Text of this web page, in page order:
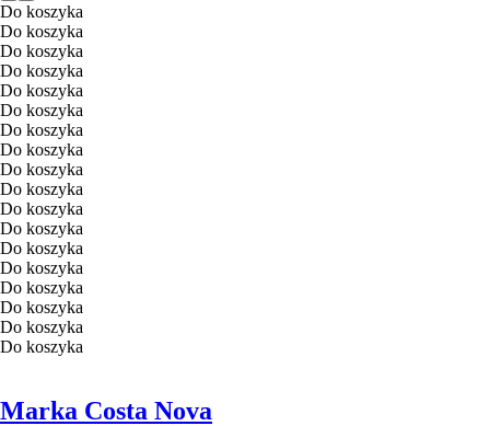
Do koszyka
Do koszyka
Do koszyka
Do koszyka
Do koszyka
Do koszyka
Do koszyka
Do koszyka
Do koszyka
Do koszyka
Do koszyka
Do koszyka
Do koszyka
Do koszyka
Do koszyka
Do koszyka
Do koszyka
Do koszyka
Marka Costa Nova